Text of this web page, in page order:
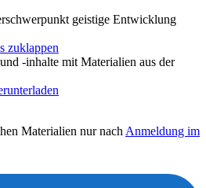
geistige Entwicklung
zuklappen
-inhalte mit Materialien aus der
Materialien nur nach Anmeldung im